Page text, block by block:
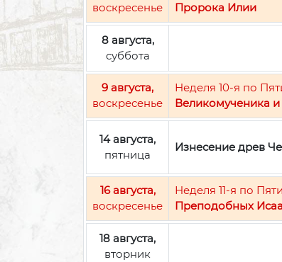
воскресенье
Пророка Илии
8 августа,
суббота
9 августа,
воскресенье
Неделя 10-я по
Великомученика
14 августа,
пятница
Изнесение древ
16 августа,
воскресенье
Неделя 11-я по
Преподобных
18 августа,
вторник